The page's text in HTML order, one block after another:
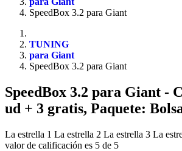
SpeedBox 3.2 para Giant
TUNING
para Giant
SpeedBox 3.2 para Giant
SpeedBox 3.2 para Giant -
ud + 3 gratis, Paquete:
La estrella 1 La estrella 2 La estrella 3 La
valor de calificación es 5 de 5